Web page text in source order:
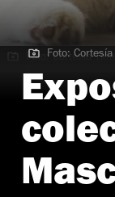
Foto: Cortesía
Tam
Foto: